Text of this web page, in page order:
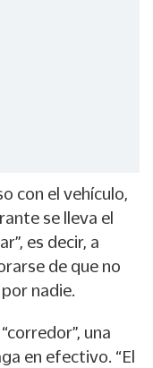
con el vehículo,
se lleva el
es decir, a
de que no
nadie.
una
en efectivo. “El